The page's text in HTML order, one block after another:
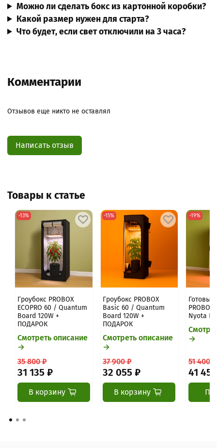
Можно ли сделать бокс из картонной коробки?
Какой размер нужен для старта?
Что будет, если свет отключили на 3 часа?
Комментарии
Отзывов еще никто не оставлял
Написать отзыв
Товары к статье
-13%
Гроубокс PROBOX
ECOPRO 60 / Quantum
Board 120W +
ПОДАРОК
Смотреть описание
→
35 800 ₽
31 135 ₽
В корзину
-15%
Гроубокс PROBOX
Basic 60 / Quantum
Board 120W +
ПОДАРОК
Смотреть описание
→
37 900 ₽
32 055 ₽
В корзину
-19%
Готовый
Nyota
→
51 400 ₽
41